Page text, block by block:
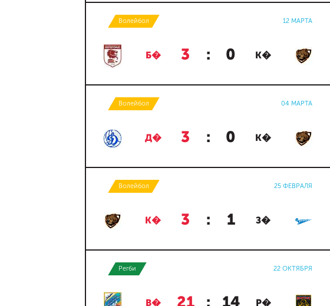
Волейбол 12 МАРТА
Б� 3 : 0 К�
Волейбол 04 МАРТА
Д� 3 : 0 К�
Волейбол 25 ФЕВРАЛЯ
К� 3 : 1 З�
Регби 22 ОКТЯБРЯ
В� 21 : 14 Р�